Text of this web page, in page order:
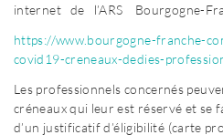
internet de l’ARS Bourgogne-
https://www.bourgogne-franche-
covid19-creneaux-dedies-
Les professionnels concernés
créneaux qui leur est réservé et se
d’un justificatif d’éligibilité (carte